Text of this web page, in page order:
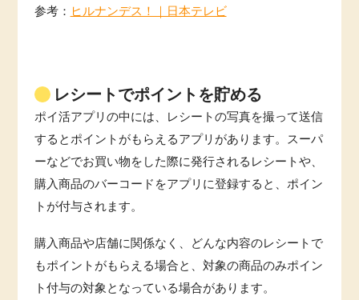
参考： ヒルナンデス！｜日本テレビ
レシートでポイントを貯める
ポイ活アプリの中には、レシートの写真を撮って送信
するとポイントがもらえるアプリがあります。スーパ
ーなどでお買い物をした際に発行されるレシートや、
購入商品のバーコードをアプリに登録すると、ポイン
トが付与されます。
購入商品や店舗に関係なく、どんな内容のレシートで
もポイントがもらえる場合と、対象の商品のみポイン
ト付与の対象となっている場合があります。